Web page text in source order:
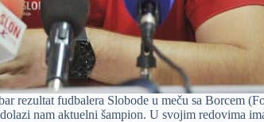
rezultat fudbalera Slobode u meču sa Borcem
nam aktuelni šampion. U svojim redovima